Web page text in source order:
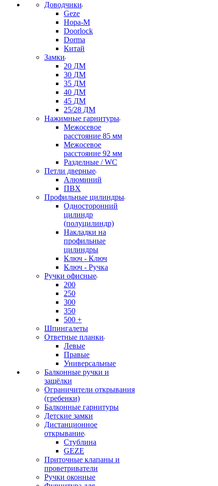
Доводчики
Geze
Нора-М
Doorlock
Dorma
Китай
Замки
20 ДМ
30 ДМ
35 ДМ
40 ДМ
45 ДМ
25/28 ДМ
Нажимные гарнитуры
Межосевое
расстояние 85 мм
Межосевое
расстояние 92 мм
Разделные / WC
Петли дверные
Алюминий
ПВХ
Профильные цилиндры
Односторонний
цилиндр
(полуцилиндр)
Накладки на
профильные
цилиндры
Ключ - Ключ
Ключ - Ручка
Ручки офисные
200
250
300
350
500 +
Шпингалеты
Ответные планки
Левые
Правые
Универсальные
Балконные ручки и
защёлки
Ограничители открывания
(гребенки)
Балконные гарнитуры
Детские замки
Дистанционное
открывание
Стублина
GEZE
Приточные клапаны и
проветриватели
Ручки оконные